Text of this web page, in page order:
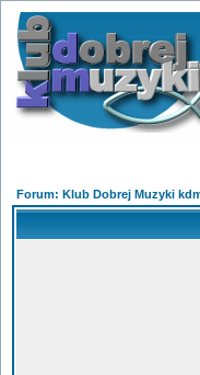
Forum: Klub Dobrej Muzyki